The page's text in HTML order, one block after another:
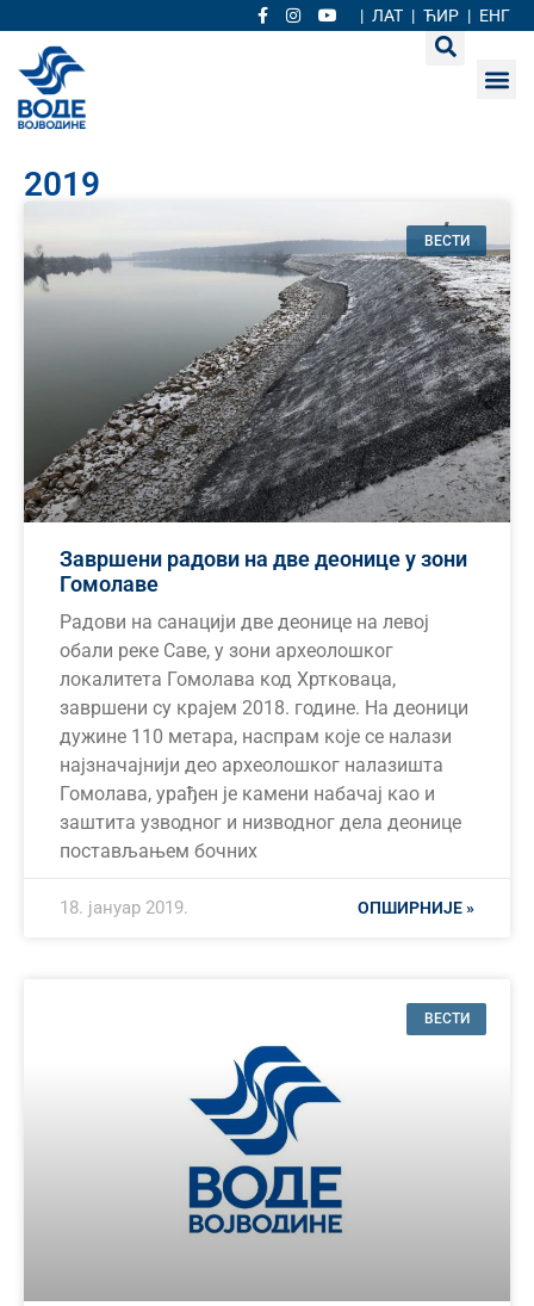
| ЛАТ | ЋИР | ЕНГ
2019
ВЕСТИ
Завршени радови на две деонице у зони
Гомолаве
Радови на санацији две деонице на левој
обали реке Саве, у зони археолошког
локалитета Гомолава код Хртковаца,
завршени су крајем 2018. године. На деоници
дужине 110 метара, наспрам које се налази
најзначајнији део археолошког налазишта
Гомолава, урађен је камени набачај као и
заштита узводног и низводног дела деонице
постављањем бочних
ОПШИРНИЈЕ »
18. јануар 2019.
ВЕСТИ